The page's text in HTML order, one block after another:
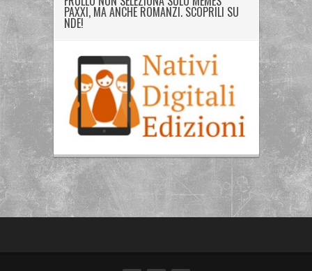
PAXXI, MA ANCHE ROMANZI. SCOPRILI SU
NDE!